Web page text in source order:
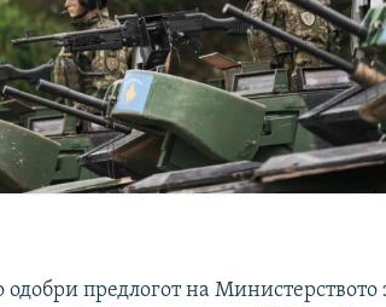
одобри предлогот на